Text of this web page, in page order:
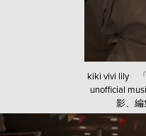
kiki vivi lily
unofficial
影、